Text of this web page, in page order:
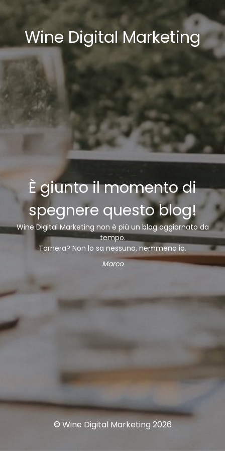
Wine Digital Marketing
È giunto il momento di
spegnere questo blog!
Wine Digital Marketing non è più un blog aggiornato da
tempo.
Tornera? Non lo sa nessuno, nemmeno io.
Marco
© Wine Digital Marketing 2026